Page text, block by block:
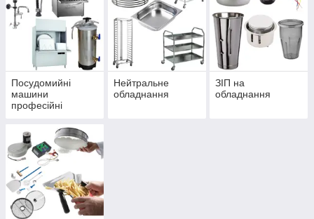
Посудомийні
машини
професійні
Нейтральне
обладнання
ЗІП на
обладнання